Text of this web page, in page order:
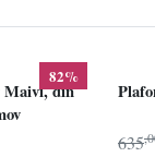
82%
Maivi, din
635